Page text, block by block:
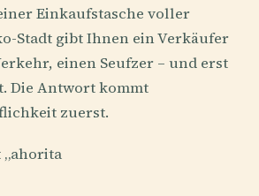
Einkaufstasche voller
Stadt gibt Ihnen ein Verkäufer
einen Seufzer – und erst
Die Antwort kommt
zuerst.